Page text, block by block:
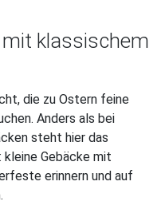
klassischem
die zu Ostern feine
Anders als bei
steht hier das
Gebäcke mit
erinnern und auf